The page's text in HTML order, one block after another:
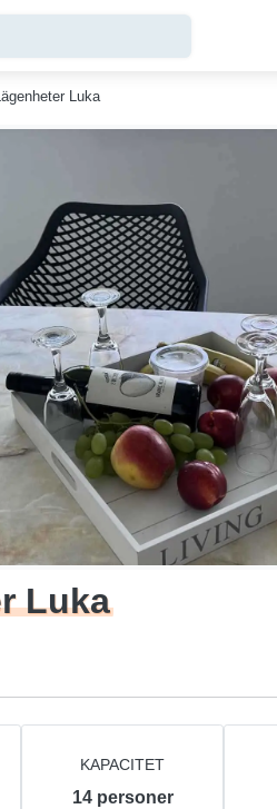
Luka
Luka
KAPACITET
14 personer